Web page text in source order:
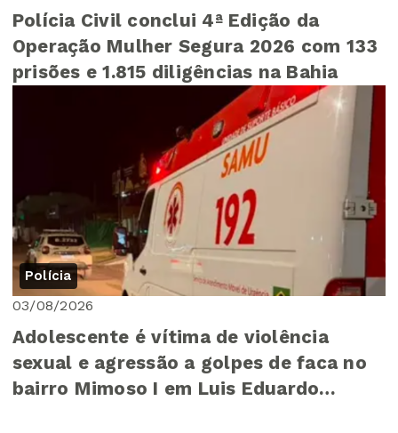
Polícia Civil conclui 4ª Edição da
Operação Mulher Segura 2026 com 133
prisões e 1.815 diligências na Bahia
Polícia
03/08/2026
Adolescente é vítima de violência
sexual e agressão a golpes de faca no
bairro Mimoso I em Luis Eduardo